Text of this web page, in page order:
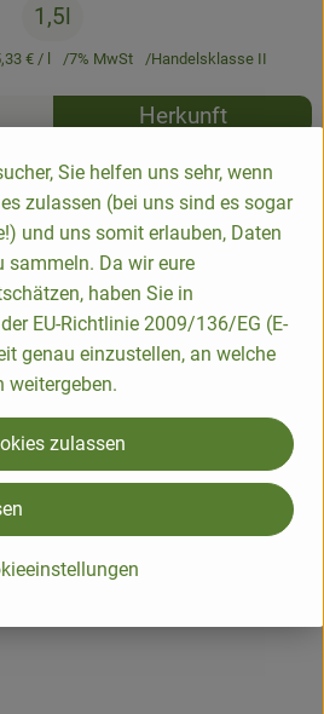
1,5l
€/ l 7% MwSt Handelsklasse II
Rezepte
Herkunft
Rezepte Es wurden
Sie helfen uns sehr, wenn
zulassen (bei uns sind es sogar
und uns somit erlauben, Daten
sammeln. Da wir eure
haben Sie in
EU-Richtlinie 2009/136/EG (E-
genau einzustellen, an welche
weitergeben.
zulassen